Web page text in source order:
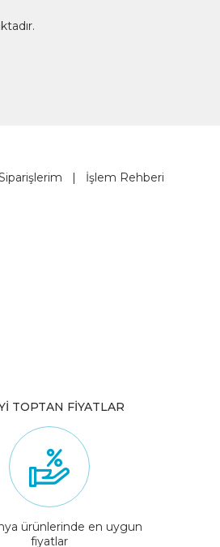
İşlem Rehberi
TOPTAN FİYATLAR
ürünlerinde en uygun
fiyatlar